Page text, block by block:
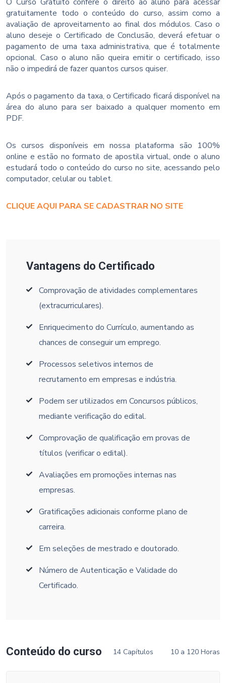
gratuitamente todo o conteúdo do curso, assim como a
avaliação de aproveitamento ao final dos módulos. Caso o
aluno deseje o Certificado de Conclusão, deverá efetuar o
pagamento de uma taxa administrativa, que é totalmente
opcional. Caso o aluno não queira emitir o certificado, isso
não o impedirá de fazer quantos cursos quiser.
Após o pagamento da taxa, o Certificado ficará disponível na
área do aluno para ser baixado a qualquer momento em
PDF.
Os cursos disponíveis em nossa plataforma são 100%
online e estão no formato de apostila virtual, onde o aluno
estudará todo o conteúdo do curso no site, acessando pelo
computador, celular ou tablet.
CLIQUE AQUI PARA SE CADASTRAR NO SITE
Vantagens do Certificado
Comprovação de atividades complementares
(extracurriculares).
Enriquecimento do Currículo, aumentando as
chances de conseguir um emprego.
Processos seletivos internos de
recrutamento em empresas e indústria.
Podem ser utilizados em Concursos públicos,
mediante verificação do edital.
Comprovação de qualificação em provas de
títulos (verificar o edital).
Avaliações em promoções internas nas
empresas.
Gratificações adicionais conforme plano de
carreira.
Em seleções de mestrado e doutorado.
Número de Autenticação e Validade do
Certificado.
Conteúdo do curso 14 Capítulos 10 a 120 Horas